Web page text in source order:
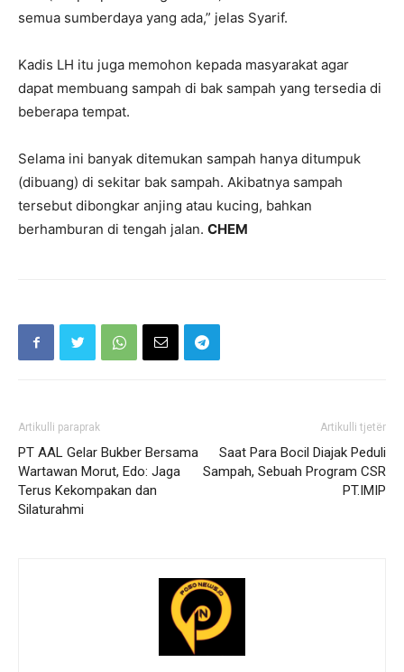
semua sumberdaya yang ada,” jelas Syarif.
Kadis LH itu juga memohon kepada masyarakat agar
dapat membuang sampah di bak sampah yang tersedia di
beberapa tempat.
Selama ini banyak ditemukan sampah hanya ditumpuk
(dibuang) di sekitar bak sampah. Akibatnya sampah
tersebut dibongkar anjing atau kucing, bahkan
berhamburan di tengah jalan. CHEM
Artikulli paraprak
PT AAL Gelar Bukber Bersama
Wartawan Morut, Edo: Jaga
Terus Kekompakan dan
Silaturahmi
Artikulli tjetër
Saat Para Bocil Diajak Peduli
Sampah, Sebuah Program CSR
PT.IMIP